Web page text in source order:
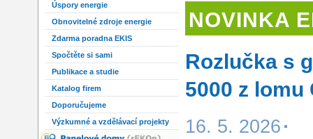
Úspory energie
Obnovitelné zdroje energie
Zdarma poradna EKIS
Spočtěte si sami
Publikace a studie
Katalog firem
Doporučujeme
Výzkumné a vzdělávací projekty
NOVINKA
Rozlučka s
5000 z
16. 5. 2026